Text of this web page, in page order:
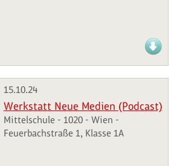
15.10.24
Werkstatt Neue Medien (Podcast)
Mittelschule - 1020 - Wien -
Feuerbachstraße 1, Klasse 1A